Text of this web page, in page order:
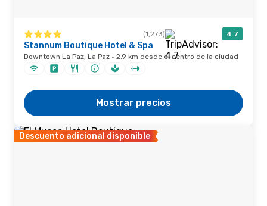
(1,273) 4.7
Stannum Boutique Hotel & Spa
Downtown La Paz, La Paz · 2.9 km desde el centro de la ciudad
Mostrar precios
Descuento adicional disponible